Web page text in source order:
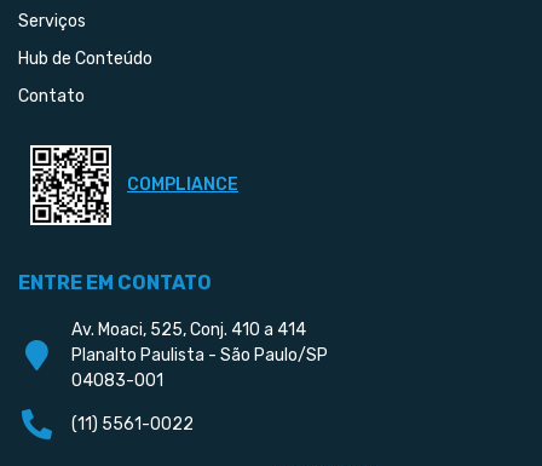
Serviços
Hub de Conteúdo
Contato
COMPLIANCE
ENTRE EM CONTATO
Av. Moaci, 525, Conj. 410 a 414
Planalto Paulista - São Paulo/SP
04083-001
(11) 5561-0022